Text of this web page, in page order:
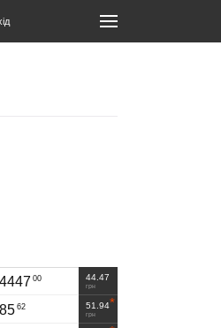
44.47
грн
4447 00
51.94
грн
85 62